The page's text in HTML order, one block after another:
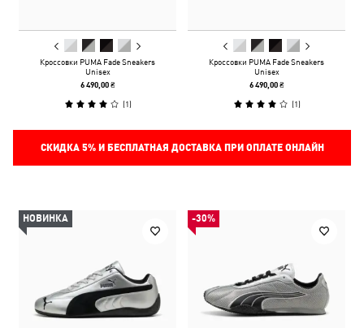
Кроссовки PUMA Fade Sneakers
Unisex
6 490,00 ₴
(1)
Кроссовки PUMA Fade Sneakers
Unisex
6 490,00 ₴
(1)
СКИДКА 5%И БЕСПЛАТНАЯ ДОСТАВКА ПРИ ОПЛАТЕ ОНЛАЙН
НОВИНКА -30%